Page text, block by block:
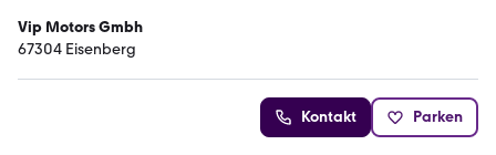
Vip Motors Gmbh
67304 Eisenberg
Kontakt Parken